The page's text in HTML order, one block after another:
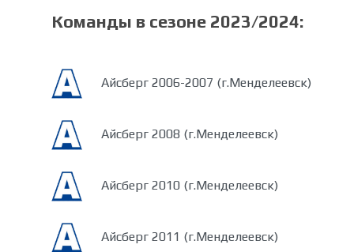
Команды в сезоне 2023/2024:
Айсберг 2006-2007 (г.Менделеевск)
Айсберг 2008 (г.Менделеевск)
Айсберг 2010 (г.Менделеевск)
Айсберг 2011 (г.Менделеевск)